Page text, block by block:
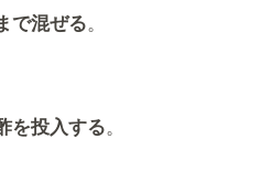
で混ぜる。
を投入する。